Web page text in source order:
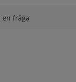
en fråga